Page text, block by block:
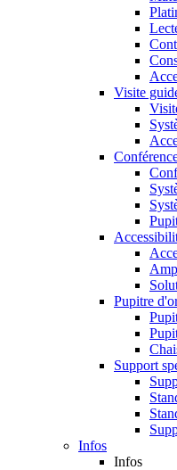
Visite
Pupitre
Support
Infos
Infos